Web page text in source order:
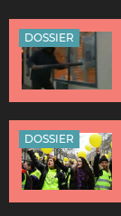
DOSSIER
DOSSIER